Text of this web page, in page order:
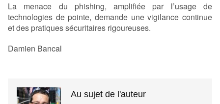
La menace du phishing, amplifiée par l’usage de
technologies de pointe, demande une vigilance continue
et des pratiques sécuritaires rigoureuses.
Damien Bancal
Au sujet de l'auteur